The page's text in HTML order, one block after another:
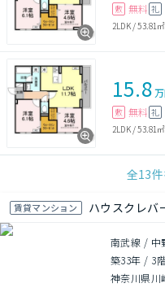
敷 無料 礼
2LDK/53.81㎡
15.8
敷 無料 礼
2LDK/53.81㎡
全13
賃貸マンション ハウスクレバ
南武線 / 中
築33年 / 3
神奈川県川